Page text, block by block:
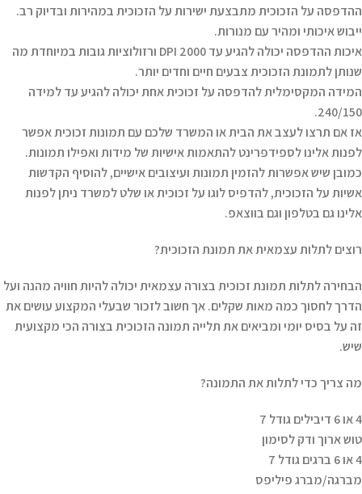
ההדפסה על הזכוכית מתבצעת ישירות על הזכוכית במהירות ובדיוק רב.
ייבוש איכותי ומהיר עם מנורות.
איכות ההדפסה יכולה להגיע עד 2000 DPI ורזולוציות גובות במיוחדת מה
שנותן לתמונת הזכוכית צבעים חיים וחדים יותר.
המידה המקסימלית להדפסה על זכוכית אחת יכולה להגיע עד למידה
240/150.
אז אם תרצו לעצב את הבית או המשרד שלכם עם תמונות זכוכית אפשר
לפנות אלינו לספידפרינט להתאמות אישיות של מידות ואפילו תמונות.
כמובן שיש אפשרות להזמין תמונות ועיצובים אישיים, להוסיף הקדשות
אשיות על הזכוכית, להדפיס לוגו על זכוכית או שלט למשרד ניתן לפנות
אלינו גם בטלפון וגם בווצאפ.
רוצים לתלות עצמאית את תמונת הזכוכית?
הבחירה לתלות תמונת זכוכית בצורה עצמאית יכולה להיות חוויה מהנה ועל
הדרך לחסוך כמה מאות שקלים. אך חשוב לזכור שבעלי המקצוע עושים את
זה על בסיס יומי ומביאים את תלייה תמונה הזכוכית בצורה הכי מקצועית
שיש.
מה צריך כדי לתלות את התמונה?
4 או 6 דיבילים גודל 7
טוש ארוך ודק לסימון
4 או 6 ברגים גודל 7
מברגה/מברג פיליפס